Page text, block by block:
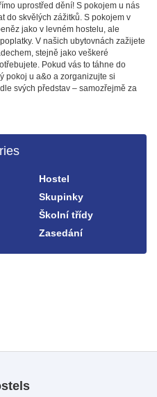
uprostřed dění! S pokojem u nás
do skvělých zážitků. S pokojem v
jako v levném hostelu, ale
V našich ubytovnách zažijete
stejně jako veškeré
Pokud vás to táhne do
pokoj u a&o a zorganizujte si
svých představ – samozřejmě za
Hostel
Skupinky
Školní třídy
Zasedání